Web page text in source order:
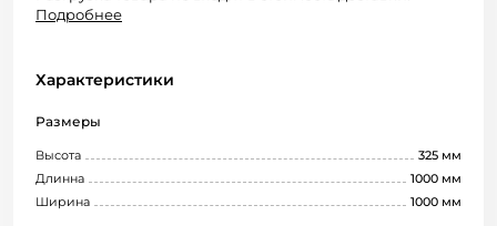
Подробнее
Характеристики
Размеры
Высота
325 мм
Длинна
1000 мм
Ширина
1000 мм